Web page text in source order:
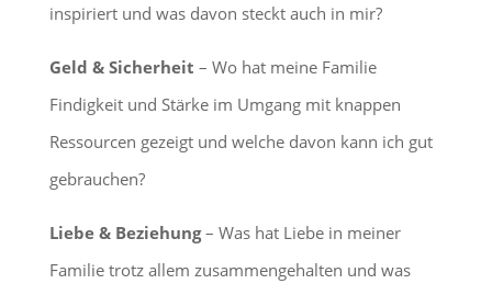
inspiriert und was davon steckt auch in mir?
Geld & Sicherheit – Wo hat meine Familie
Findigkeit und Stärke im Umgang mit knappen
Ressourcen gezeigt und welche davon kann ich gut
gebrauchen?
Liebe & Beziehung– Was hat Liebe in meiner
Familie trotz allem zusammengehalten und was